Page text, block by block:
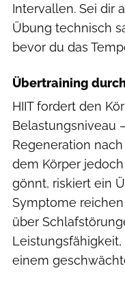
Intervallen. Sei dir
Übung technisch
bevor du das
Übertraining
HIIT fordert den
Belastungsniveau
Regeneration
dem Körper
gönnt, riskiert ein
Symptome
über
einem